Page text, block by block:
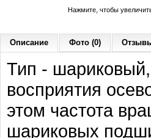
Нажмите, чтобы
Описание Фото (0)
Тип -
восприятия
этом частота
шариковых